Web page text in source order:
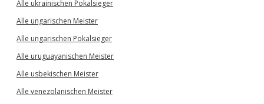
Alle ukrainischen Pokalsieger
Alle ungarischen Meister
Alle ungarischen Pokalsieger
Alle uruguayanischen Meister
Alle usbekischen Meister
Alle venezolanischen Meister